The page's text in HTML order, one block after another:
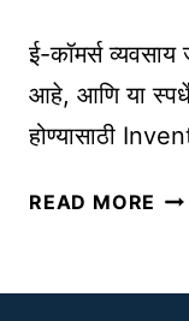
द्धि
म
त्ते
रो
र
ई-कॉमर्स व्यवसाय
आहे, आणि या
होण्यासाठी
READ MORE
री